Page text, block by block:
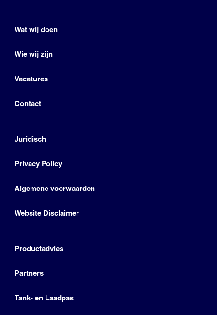
Wat wij doen
Wie wij zijn
Vacatures
Contact
Juridisch
Privacy Policy
Algemene voorwaarden
Website Disclaimer
Productadvies
Partners
Tank- en Laadpas